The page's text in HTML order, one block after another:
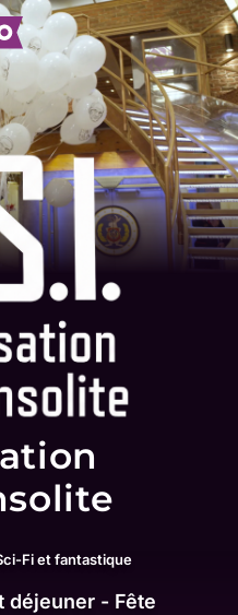
Fi et fantastique
déjeuner - Fête